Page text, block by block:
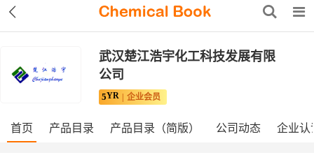
武汉楚江浩宇化工科技发展有限
公司
5YR 企业会员
首页 产品目录 产品目录（简版） 公司动态 企业认